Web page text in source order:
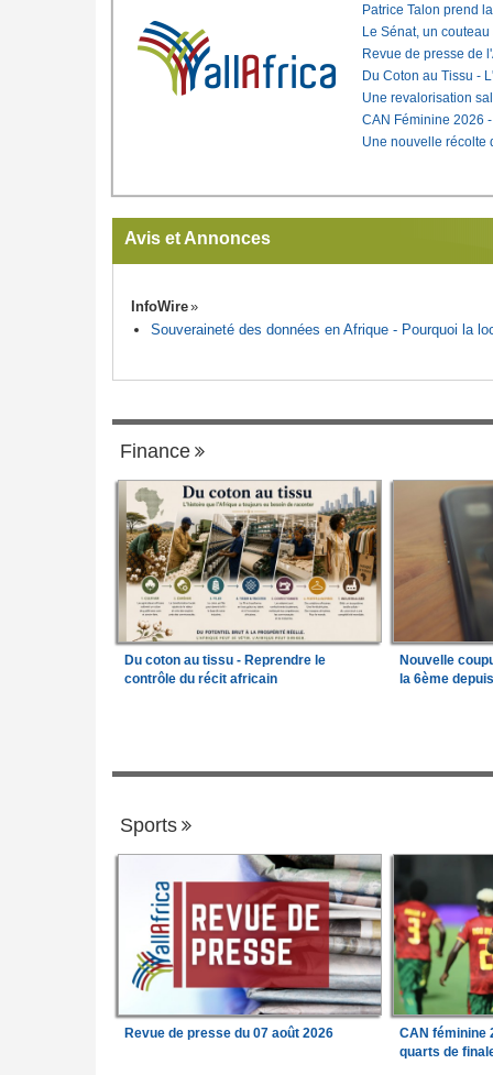
Patrice Talon prend
Le Sénat, un
Revue de presse de
Du Coton au Tissu -
Une revalorisation
CAN Féminine 2026
Une nouvelle récolte
Avis et Annonces
InfoWire
Souveraineté des données en Afrique - Pourquoi la
Finance
Du coton au tissu - Reprendre le
contrôle du récit africain
Nouvelle
la 6ème
Sports
Revue de presse du 07 août 2026
CAN féminine
quarts de